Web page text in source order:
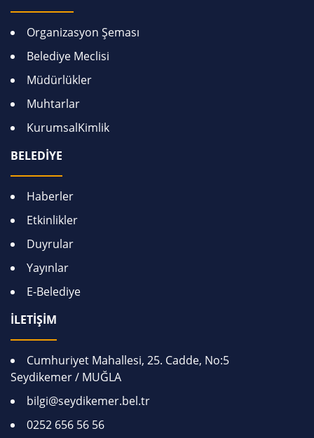
Organizasyon Şeması
Belediye Meclisi
Müdürlükler
Muhtarlar
KurumsalKimlik
BELEDİYE
Haberler
Etkinlikler
Duyrular
Yayınlar
E-Belediye
İLETİŞİM
Cumhuriyet Mahallesi, 25. Cadde, No:5
Seydikemer / MUĞLA
bilgi@seydikemer.bel.tr
0252 656 56 56